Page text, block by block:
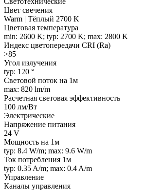
Цвет свечения
Warm | Тёплый 2700 K
Цветовая температура
min: 2600 K; typ: 2700 K; max: 2800 K
Индекс цветопередачи CRI (Ra)
>85
Угол излучения
typ: 120 °
Световой поток на 1м
max: 820 lm/m
Расчетная световая эффективность
100 лм/Вт
Электрические
Напряжение питания
24 V
Мощность на 1м
typ: 8.4 W/m; max: 9.6 W/m
Ток потребления 1м
typ: 0.35 A/m; max: 0.4 A/m
Управление
Каналы управления